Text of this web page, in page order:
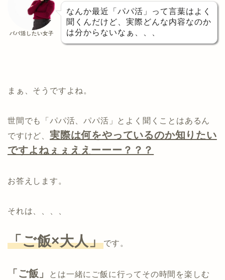
パパ活したい女子
なんか最近「パパ活」って言葉はよく
聞くんだけど、実際どんな内容なのか
は分からないなぁ、、、
まぁ、そうですよね。
世間でも「パパ活、パパ活」とよく聞くことはあるん
ですけど、 実際は何をやっているのか知りたい
ですよねぇぇええーーー？？？
お答えします。
それは、、、、
「ご飯×大人」です。
「ご飯」
とは一緒にご飯に行ってその時間を楽しむ